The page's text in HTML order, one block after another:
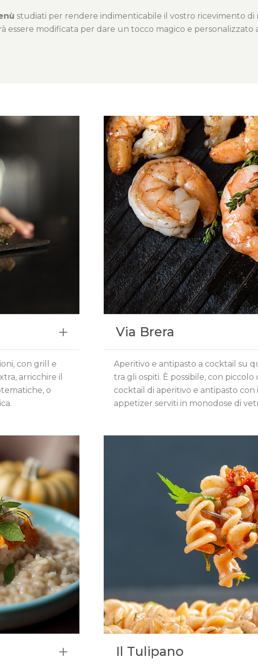
studiati per rendere indimenticabile il vostro ricevimento di
essere modificata per dare un tocco magico e personalizzato
con grill e
arricchire il
o
Via Brera
Aperitivo e antipasto a cocktail su
tra gli ospiti. È possibile, con
cocktail di aperitivo e antipasto con
appetizer serviti in monodose di
Il Tulipano